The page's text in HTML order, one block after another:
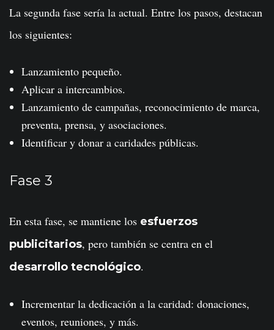
La segunda fase sería la actual. Entre los pasos, destacan
los siguientes:
Lanzamiento pequeño.
Aplicar a intercambios.
Lanzamiento de campañas, reconocimiento de marca,
preventa, prensa, y asociaciones.
Identificar y donar a caridades públicas.
Fase 3
En esta fase, se mantiene los esfuerzos
publicitarios, pero también se centra en el
desarrollo tecnológico.
Incrementar la dedicación a la caridad: donaciones,
eventos, reuniones, y más.